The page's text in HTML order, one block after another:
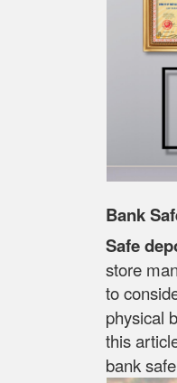
Bank
Safe
store
to
physical
this
bank